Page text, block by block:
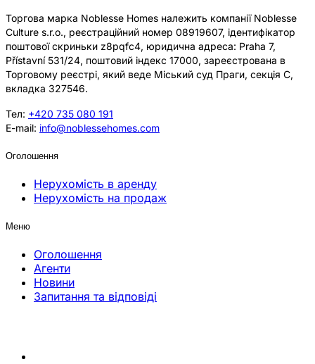
Торгова марка Noblesse Homes належить компанії Noblesse
Culture s.r.o., реєстраційний номер 08919607, ідентифікатор
поштової скриньки z8pqfc4, юридична адреса: Praha 7,
Přístavní 531/24, поштовий індекс 17000, зареєстрована в
Торговому реєстрі, який веде Міський суд Праги, секція C,
вкладка 327546.
Тел: +420 735 080 191
E-mail: info@noblessehomes.com
Оголошення
Нерухомість в аренду
Нерухомість на продаж
Меню
Оголошення
Агенти
Новини
Запитання та відповіді